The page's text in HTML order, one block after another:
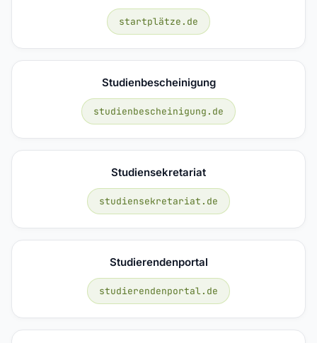
startplätze.de
Studienbescheinigung
studienbescheinigung.de
Studiensekretariat
studiensekretariat.de
Studierendenportal
studierendenportal.de